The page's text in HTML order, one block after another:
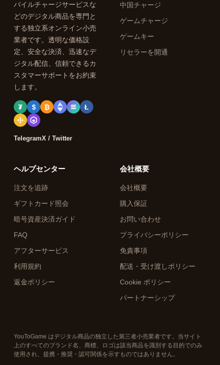
バイルチャージサービスな
どのデジタル商品を専門と
する独立系オンライン小売
業者です。透明な価格設
定、安全な決済、迅速なデ
ジタル配信、信頼できるカ
スタマーサポートをお約束
します。
₮ $ ₿ Ł
TelegramX / Twitter
中国チャージ
ゲームチャージ
ゲームキー
リセラーを開通
ヘルプセンター
注文を追跡
ギフトカード照会
暗号資産決済ガイド
FAQ
アフターサービス
利用規約
返金ポリシー
会社概要
会社概要
購入保証
お問い合わせ
プライバシーポリシー
免責事項
配送・受け渡しポリシー
Cookie ポリシー
パートナーシップ
YouToGame はデジタル商品の独立した第三者小売業者です。当サイト
上のすべてのブランド名、商標、ロゴは該当商品を識別する目的でのみ
使用され、提携・推奨・認可関係を示すものではありません。